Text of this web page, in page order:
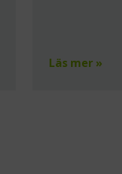
Läs mer »